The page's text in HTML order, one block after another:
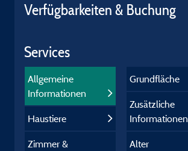
Verfügbarkeiten & Buchung
Services
Allgemeine
Informationen
Haustiere
Zimmer &
Grundfläche
Zusätzliche
Informationen
Alter